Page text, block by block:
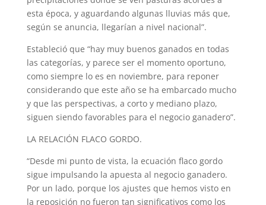
esta época, y aguardando algunas lluvias más que,
según se anuncia, llegarían a nivel nacional”.
Estableció que “hay muy buenos ganados en todas
las categorías, y parece ser el momento oportuno,
como siempre lo es en noviembre, para reponer
considerando que este año se ha embarcado mucho
y que las perspectivas, a corto y mediano plazo,
siguen siendo favorables para el negocio ganadero”.
LA RELACIÓN FLACO GORDO.
“Desde mi punto de vista, la ecuación flaco gordo
sigue impulsando la apuesta al negocio ganadero.
Por un lado, porque los ajustes que hemos visto en
la reposición no fueron tan significativos como los